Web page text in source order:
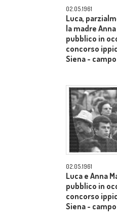
02.05.1961
Luca,
la madre
pubblico in
concorso
Siena -
02.05.1961
Luca e Anna
pubblico in
concorso
Siena -